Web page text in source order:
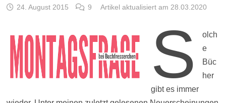
24. August 2015 9 Artikel aktualisiert am 28.03.2020
S
olch
e
Büc
her
gibt es immer